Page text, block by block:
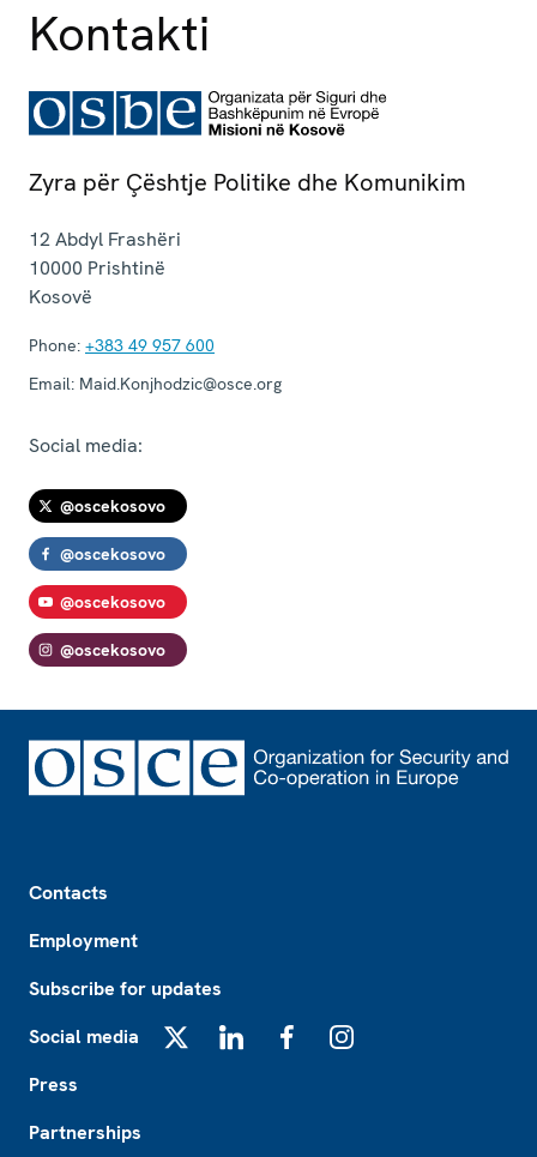
Kontakti
Zyra për Çështje Politike dhe Komunikim
12 Abdyl Frashëri
10000 Prishtinë
Kosovë
Phone: +383 49 957 600
Email: Maid.Konjhodzic@osce.org
Social media:
@oscekosovo
@oscekosovo
@oscekosovo
@oscekosovo
Contacts
Employment
Subscribe for updates
Social media
Press
Partnerships